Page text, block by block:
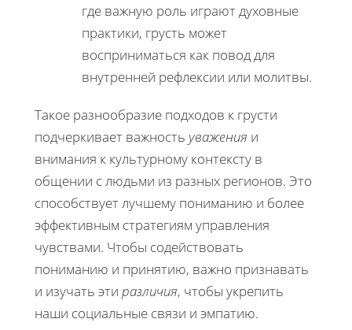
где важную роль играют духовные
практики, грусть может
восприниматься как повод для
внутренней рефлексии или молитвы.
Такое разнообразие подходов к грусти
подчеркивает важность уважения и
внимания к культурному контексту в
общении с людьми из разных регионов. Это
способствует лучшему пониманию и более
эффективным стратегиям управления
чувствами. Чтобы содействовать
пониманию и принятию, важно признавать
и изучать эти различия, чтобы укрепить
наши социальные связи и эмпатию.